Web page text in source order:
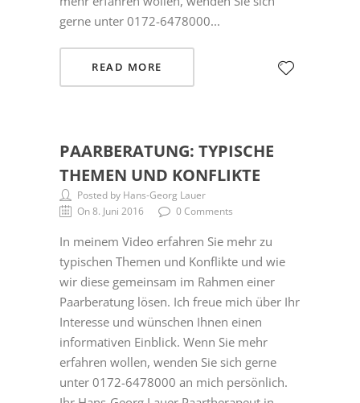
gerne unter 0172-6478000...
READ MORE
PAARBERATUNG: TYPISCHE
THEMEN UND KONFLIKTE
Posted by Hans-Georg Lauer
On 8. Juni 2016
0 Comments
In meinem Video erfahren Sie mehr zu
typischen Themen und Konflikte und wie
wir diese gemeinsam im Rahmen einer
Paarberatung lösen. Ich freue mich über Ihr
Interesse und wünschen Ihnen einen
informativen Einblick. Wenn Sie mehr
erfahren wollen, wenden Sie sich gerne
unter 0172-6478000 an mich persönlich.